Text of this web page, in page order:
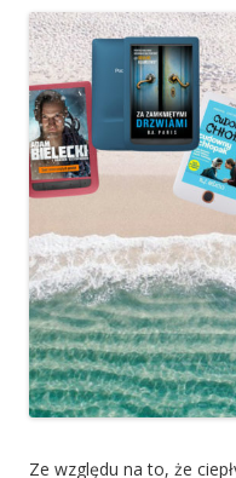
Ze względu na to, że